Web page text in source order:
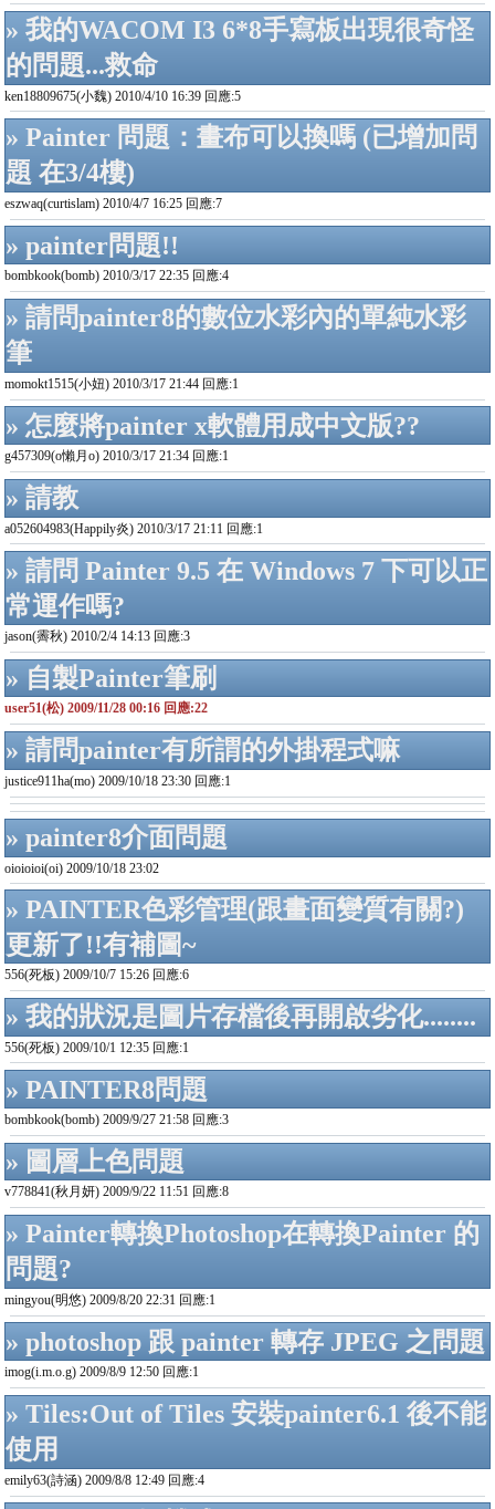
» 我的WACOM I3 6*8手寫板出現很奇怪
的問題...救命
ken18809675(小魏) 2010/4/10 16:39 回應:5
» Painter 問題：畫布可以換嗎 (已增加問
題 在3/4樓)
eszwaq(curtislam) 2010/4/7 16:25 回應:7
» painter問題!!
bombkook(bomb) 2010/3/17 22:35 回應:4
» 請問painter8的數位水彩內的單純水彩
筆
momokt1515(小妞) 2010/3/17 21:44 回應:1
» 怎麼將painter x軟體用成中文版??
g457309(o懶月o) 2010/3/17 21:34 回應:1
» 請教
a052604983(Happily炎) 2010/3/17 21:11 回應:1
» 請問 Painter 9.5 在 Windows 7 下可以正
常運作嗎?
jason(霽秋) 2010/2/4 14:13 回應:3
» 自製Painter筆刷
user51(松) 2009/11/28 00:16 回應:22
» 請問painter有所謂的外掛程式嘛
justice911ha(mo) 2009/10/18 23:30 回應:1
» painter8介面問題
oioioioi(oi) 2009/10/18 23:02
» PAINTER色彩管理(跟畫面變質有關?)
更新了!!有補圖~
556(死板) 2009/10/7 15:26 回應:6
» 我的狀況是圖片存檔後再開啟劣化........
556(死板) 2009/10/1 12:35 回應:1
» PAINTER8問題
bombkook(bomb) 2009/9/27 21:58 回應:3
» 圖層上色問題
v778841(秋月妍) 2009/9/22 11:51 回應:8
» Painter轉換Photoshop在轉換Painter 的
問題?
mingyou(明悠) 2009/8/20 22:31 回應:1
» photoshop 跟 painter 轉存 JPEG 之問題
imog(i.m.o.g) 2009/8/9 12:50 回應:1
» Tiles:Out of Tiles 安裝painter6.1 後不能
使用
emily63(詩涵) 2009/8/8 12:49 回應:4